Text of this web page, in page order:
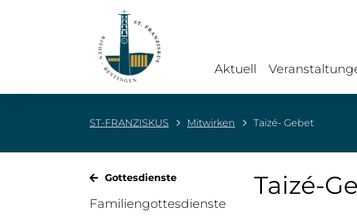
Aktuell
ST-FRANZISKUS Mitwirken Taizé- Gebet
Gottesdienste
Familiengottesdienste
Taizé-